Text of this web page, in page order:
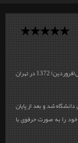
«محمد صادقی» بازیگر تیاتر و تلویزیون ایران زاده 22 حمل(فروردین) 1372 در تهران
شد و بعد از پایان
را به صورت حرفوی با